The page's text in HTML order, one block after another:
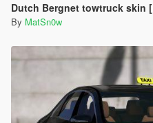
Dutch Bergnet towtruck skin
By MatSn0w